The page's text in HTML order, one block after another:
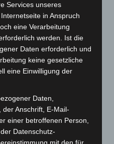
hmh (Instagram,
Facebook)
Services unseres
in Anspruch
eine Verarbeitung
werden. Ist die
Daten erforderlich und
keine gesetzliche
eine Einwilligung der
Daten,
der Anschrift, E-Mail-
einer betroffenen Person,
Datenschutz-